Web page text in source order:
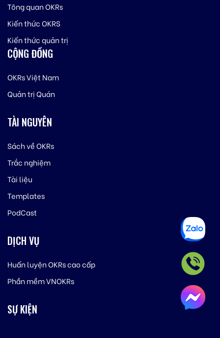
Tông quan OKRs
Kiến thức OKRS
Kiến thức quản trị
CỘNG ĐỒNG
OKRs Việt Nam
Quản trị Quán
TÀI NGUYÊN
Sách về OKRs
Trắc nghiệm
Tài liệu
Templates
PodCast
DỊCH VỤ
Huấn luyện OKRs cao cấp
Phần mềm VNOKRs
SỰ KIỆN